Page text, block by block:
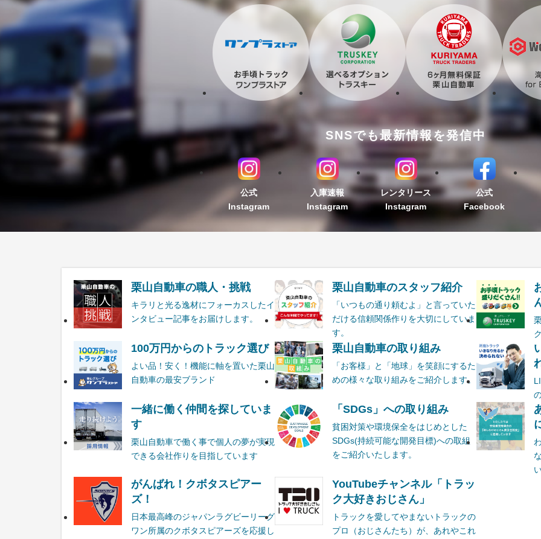
SNSでも最新情報を発信中
公式
Instagram
入庫速報
Instagram
レンタリース
Instagram
公式
Facebook
栗山自動車の職人・挑戦
キラリと光る逸材にフォーカスしたイ
ンタビュー記事をお届けします。
栗山自動車のスタッフ紹介
「いつもの通り頼むよ」と言っていた
だける信頼関係作りを大切にしていま
す。
100万円からのトラック選び
よい品！安く！機能に軸を置いた栗山
自動車の最安ブランド
栗山自動車の取り組み
「お客様」と「地球」を笑顔にするた
めの様々な取り組みをご紹介します。
一緒に働く仲間を探していま
す
栗山自動車で働く事で個人の夢が実現
できる会社作りを目指しています
「SDGs」への取り組み
貧困対策や環境保全をはじめとした
SDGs(持続可能な開発目標)への取組
をご紹介いたします。
がんばれ！クボタスピアー
ズ！
日本最高峰のジャパンラグビーリーグ
ワン所属のクボタスピアーズを応援し
YouTubeチャンネル「トラッ
ク大好きおじさん」
トラックを愛してやまないトラックの
プロ（おじさんたち）が、あれやこれ